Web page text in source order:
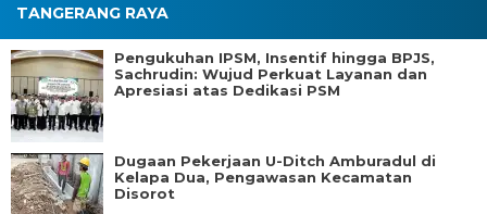
TANGERANG RAYA
Pengukuhan IPSM, Insentif hingga BPJS,
Sachrudin: Wujud Perkuat Layanan dan
Apresiasi atas Dedikasi PSM
Dugaan Pekerjaan U-Ditch Amburadul di
Kelapa Dua, Pengawasan Kecamatan
Disorot